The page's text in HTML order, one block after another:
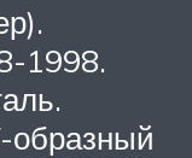
1998.
образный